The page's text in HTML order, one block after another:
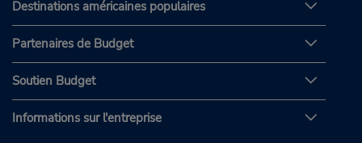
Destinations américaines populaires
Partenaires de Budget
Soutien Budget
Informations sur l'entreprise